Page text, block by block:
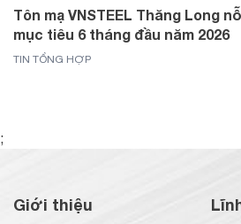
Tôn mạ VNSTEEL Thăng Long
mục tiêu 6 tháng đầu năm 2026
TIN TỔNG HỢP
;
Giới thiệu